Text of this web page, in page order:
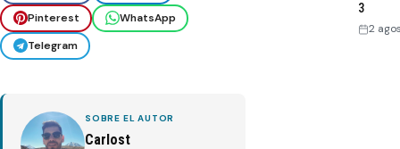
Pinterest
WhatsApp
Telegram
SOBRE EL AUTOR
Carlost
3
2